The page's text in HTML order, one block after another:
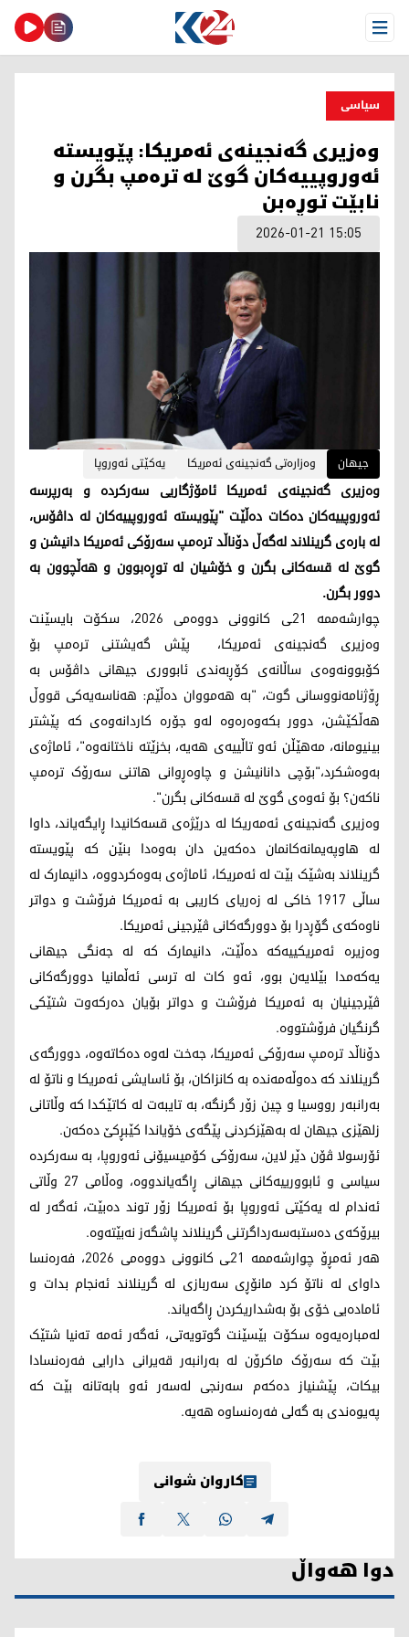
Open Menu
سیاسی
وەزیری گەنجینەی ئەمریکا: پێویستە
ئەوروپییەکان گوێ لە ترەمپ بگرن و
نابێت توڕەبن
2026-01-21 15:05
جیهان وەزارەتی گەنجینەی ئەمریکا یەکێتی ئەوروپا
وەزیری گەنجینەی ئەمریکا ئامۆژگاریی سەرکردە و بەرپرسە
ئەوروپییەکان دەکات دەڵێت "پێویستە ئەوروپییەکان لە داڤۆس،
لە بارەی گرینلاند لەگەڵ دۆناڵد ترەمپ سەرۆکی ئەمریکا دانیشن و
گوێ لە قسەکانی بگرن و خۆشیان لە توڕەبوون و هەڵچوون بە
دوور بگرن.
چوارشەممە 21ـی کانوونی دووەمی 2026، سکۆت بایسێنت
وەزیری گەنجینەی ئەمریکا، پێش گەیشتنی ترەمپ بۆ
کۆبوونەوەی ساڵانەی کۆڕبەندی ئابووری جیهانی داڤۆس بە
ڕۆژنامەنووسانی گوت، "بە هەمووان دەڵێم: هەناسەیەکی قووڵ
هەڵکێشن، دوور بکەوەرەوە لەو جۆرە کاردانەوەی کە پێشتر
بینیومانە، مەهێڵن ئەو تاڵییەی هەیە، بخزێتە ناختانەوە"، ئاماژەی
بەوەشکرد،"بۆچی دانانیشن و چاوەڕوانی هاتنی سەرۆک ترەمپ
ناکەن؟ بۆ ئەوەی گوێ لە قسەکانی بگرن".
وەزیری گەنجینەی ئەمەریکا لە درێژەی قسەکانیدا ڕایگەیاند، داوا
لە هاوپەیمانەکانمان دەکەین دان بەوەدا بنێن کە پێویستە
گرینلاند بەشێک بێت لە ئەمریکا، ئاماژەی بەوەکردووە، دانیمارک لە
ساڵی 1917 خاکی لە زەریای کاریبی بە ئەمریکا فرۆشت و دواتر
ناوەکەی گۆڕدرا بۆ دوورگەکانی ڤێرجینی ئەمریکا.
وەزیرە ئەمریکییەکە دەڵێت، دانیمارک کە لە جەنگی جیهانی
یەکەمدا بێلایەن بوو، ئەو کات لە ترسی ئەڵمانیا دوورگەکانی
ڤێرجینیان بە ئەمریکا فرۆشت و دواتر بۆیان دەرکەوت شتێکی
گرنگیان فرۆشتووە.
دۆناڵد ترەمپ سەرۆکی ئەمریکا، جەخت لەوە دەکاتەوە، دوورگەی
گرینلاند کە دەوڵەمەندە بە کانزاکان، بۆ ئاسایشی ئەمریکا و ناتۆ لە
بەرانبەر رووسیا و چین زۆر گرنگە، بە تایبەت لە کاتێکدا کە وڵاتانی
زلهێزی جیهان لە بەهێزکردنی پێگەی خۆیاندا کێبڕکێ دەکەن.
ئۆرسولا ڤۆن دێر لاین، سەرۆکی کۆمیسیۆنی ئەوروپا، بە سەرکردە
سیاسی و ئابوورییەکانی جیهانی ڕاگەیاندووە، وەڵامی 27 وڵاتی
ئەندام لە یەکێتی ئەوروپا بۆ ئەمریکا زۆر توند دەبێت، ئەگەر لە
بیرۆکەی دەستبەسەرداگرتنی گرینلاند پاشگەز نەبێتەوە.
هەر ئەمڕۆ چوارشەممە 21ـی کانوونی دووەمی 2026، فەرەنسا
داوای لە ناتۆ کرد مانۆڕی سەربازی لە گرینلاند ئەنجام بدات و
ئامادەیی خۆی بۆ بەشداریکردن ڕاگەیاند.
لەمبارەیەوە سکۆت بێسێنت گوتویەتی، ئەگەر ئەمە تەنیا شتێک
بێت کە سەرۆک ماکرۆن لە بەرانبەر قەیرانی دارایی فەرەنسادا
بیکات، پێشنیاز دەکەم سەرنجی لەسەر ئەو بابەتانە بێت کە
پەیوەندی بە گەلی فەرەنساوە هەیە.
کاروان شوانی
دوا هەواڵ